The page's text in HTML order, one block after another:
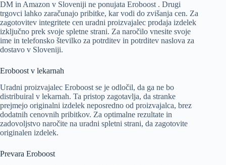
DM in Amazon v Sloveniji ne ponujata Eroboost . Drugi
trgovci lahko zaračunajo pribitke, kar vodi do zvišanja cen. Za
zagotovitev integritete cen uradni proizvajalec prodaja izdelek
izključno prek svoje spletne strani. Za naročilo vnesite svoje
ime in telefonsko številko za potrditev in potrditev naslova za
dostavo v Sloveniji.
Eroboost v lekarnah
Uradni proizvajalec Eroboost se je odločil, da ga ne bo
distribuiral v lekarnah. Ta pristop zagotavlja, da stranke
prejmejo originalni izdelek neposredno od proizvajalca, brez
dodatnih cenovnih pribitkov. Za optimalne rezultate in
zadovoljstvo naročite na uradni spletni strani, da zagotovite
originalen izdelek.
Prevara Eroboost